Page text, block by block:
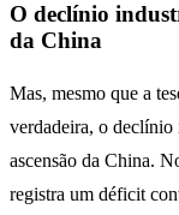
O declínio
da China
Mas, mesmo que a
verdadeira, o declínio
ascensão da China.
registra um déficit